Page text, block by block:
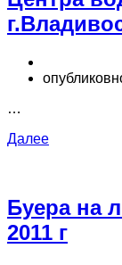
…
Далее
Буера на
2011 г